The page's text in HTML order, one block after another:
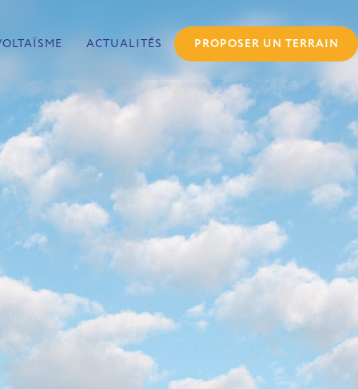
ACTUALITÉS PROPOSER UN TERRAIN